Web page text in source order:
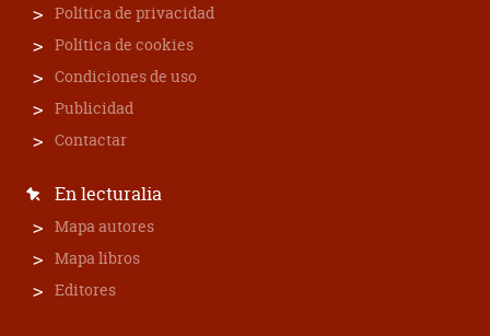
Política de privacidad
Política de cookies
Condiciones de uso
Publicidad
Contactar
En lecturalia
Mapa autores
Mapa libros
Editores